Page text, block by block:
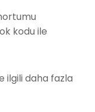
kodu ile
daha fazla